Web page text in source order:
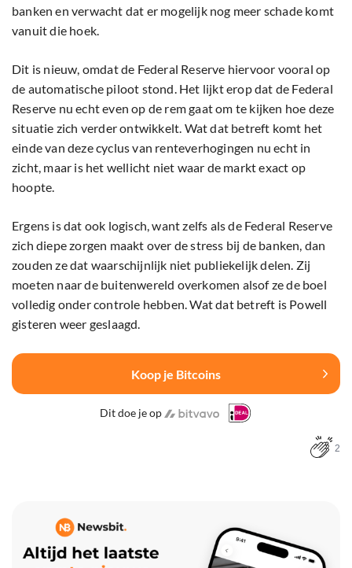
banken en verwacht dat er mogelijk nog meer schade komt
vanuit die hoek.
Dit is nieuw, omdat de Federal Reserve hiervoor vooral op
de automatische piloot stond. Het lijkt erop dat de Federal
Reserve nu echt even op de rem gaat om te kijken hoe deze
situatie zich verder ontwikkelt. Wat dat betreft komt het
einde van deze cyclus van renteverhogingen nu echt in
zicht, maar is het wellicht niet waar de markt exact op
hoopte.
Ergens is dat ook logisch, want zelfs als de Federal Reserve
zich diepe zorgen maakt over de stress bij de banken, dan
zouden ze dat waarschijnlijk niet publiekelijk delen. Zij
moeten naar de buitenwereld overkomen alsof ze de boel
volledig onder controle hebben. Wat dat betreft is Powell
gisteren weer geslaagd.
Koop je Bitcoins
Dit doe je op
2